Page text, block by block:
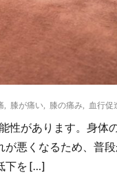
膝が痛い 膝の痛み 血行促
があります。身体
悪くなるため、普
下を […]